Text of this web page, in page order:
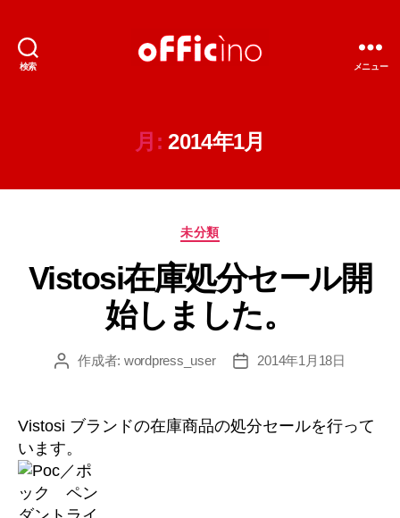
検索
明
の
フ
チ
ノ
メニュー
月: 2014年1月
カ
ゴ
リ
ー
未分類
Vistosi在庫処分セール開
始しました。
投 作成者: wordpress_user
投
2014年1月18日
Vistosi ブランドの在庫商品の処分セールを行って
います。